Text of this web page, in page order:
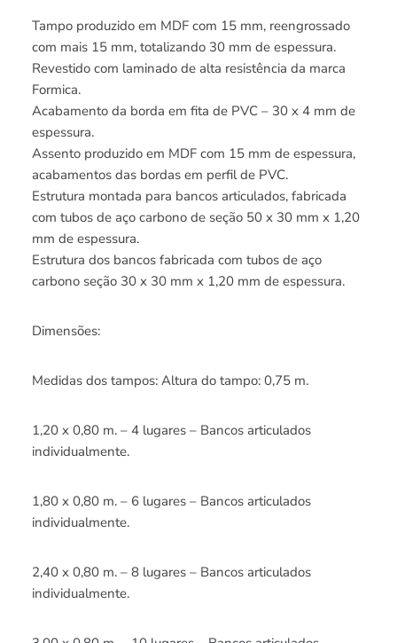
Tampo produzido em MDF com 15 mm, reengrossado
com mais 15 mm, totalizando 30 mm de espessura.
Revestido com laminado de alta resistência da marca
Formica.
Acabamento da borda em fita de PVC – 30 x 4 mm de
espessura.
Assento produzido em MDF com 15 mm de espessura,
acabamentos das bordas em perfil de PVC.
Estrutura montada para bancos articulados, fabricada
com tubos de aço carbono de seção 50 x 30 mm x 1,20
mm de espessura.
Estrutura dos bancos fabricada com tubos de aço
carbono seção 30 x 30 mm x 1,20 mm de espessura.
Dimensões:
Medidas dos tampos: Altura do tampo: 0,75 m.
1,20 x 0,80 m. – 4 lugares – Bancos articulados
individualmente.
1,80 x 0,80 m. – 6 lugares – Bancos articulados
individualmente.
2,40 x 0,80 m. – 8 lugares – Bancos articulados
individualmente.